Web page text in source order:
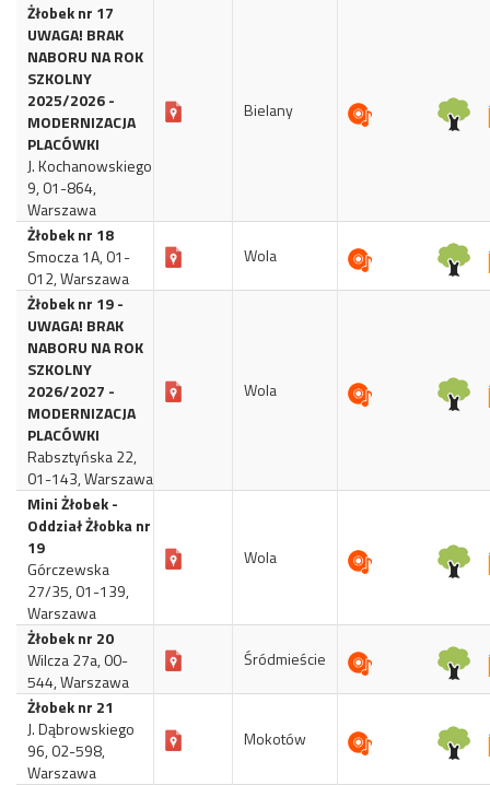
Żłobek nr 17
UWAGA! BRAK
NABORU NA ROK
SZKOLNY
2025/2026 -
MODERNIZACJA
PLACÓWKI
J. Kochanowskiego
9, 01-864,
Warszawa
Bielany
Żłobek nr 18
Smocza 1A, 01-
012, Warszawa
Wola
Żłobek nr 19 -
UWAGA! BRAK
NABORU NA ROK
SZKOLNY
2026/2027 -
MODERNIZACJA
PLACÓWKI
Rabsztyńska 22,
01-143, Warszawa
Wola
Mini Żłobek -
Oddział Żłobka nr
19
Górczewska
27/35, 01-139,
Warszawa
Wola
Żłobek nr 20
Wilcza 27a, 00-
544, Warszawa
Śródmieście
Żłobek nr 21
J. Dąbrowskiego
96, 02-598,
Warszawa
Mokotów